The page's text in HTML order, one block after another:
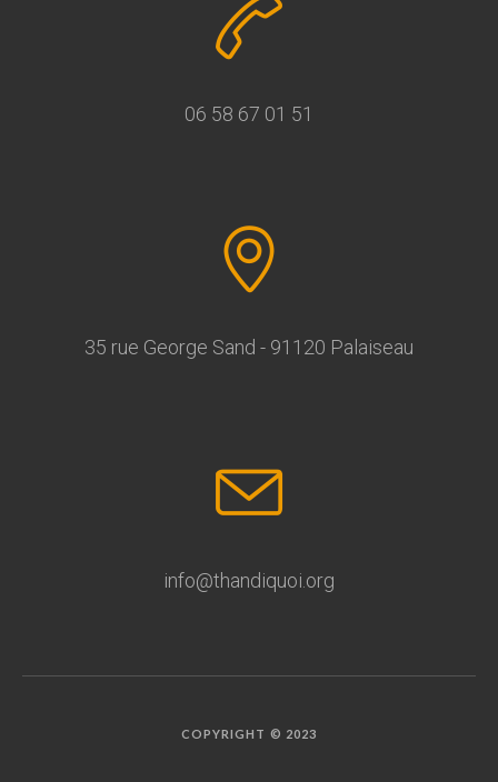
06 58 67 01 51
35 rue George Sand - 91120 Palaiseau
info@thandiquoi.org
COPYRIGHT © 2023